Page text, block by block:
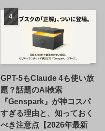
GPT-5もClaude 4も使い放
題？話題のAI検索
『Genspark』が神コスパ
すぎる理由と、知っておく
べき注意点【2026年最新